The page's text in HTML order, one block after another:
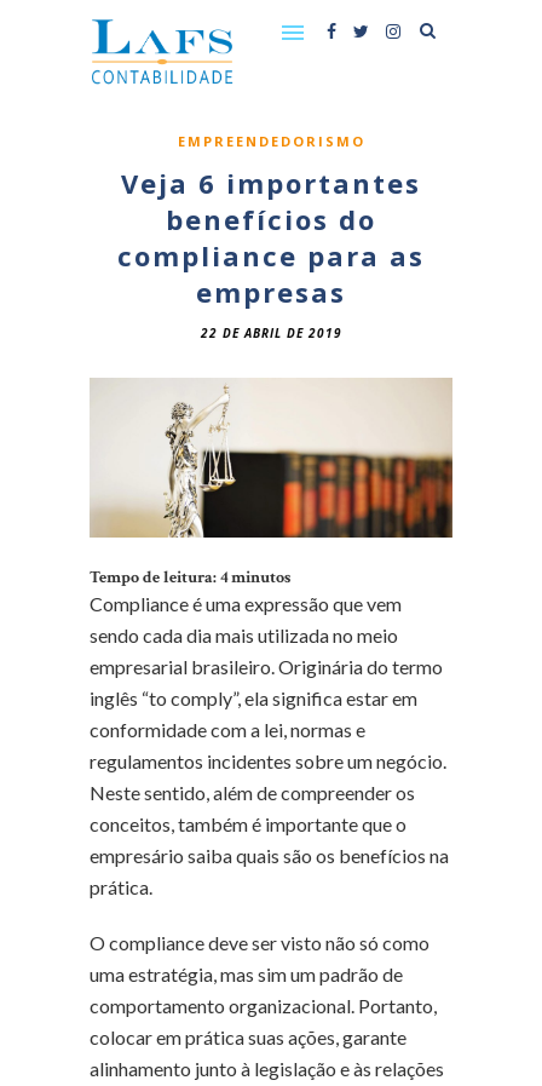
EMPREENDEDORISMO
Veja 6 importantes
benefícios do
compliance para as
empresas
22 DE ABRIL DE 2019
Tempo de leitura:4minutos
Compliance é uma expressão que vem
sendo cada dia mais utilizada no meio
empresarial brasileiro. Originária do termo
inglês “to comply”, ela significa estar em
conformidade com a lei, normas e
regulamentos incidentes sobre um negócio.
Neste sentido, além de compreender os
conceitos, também é importante que o
empresário saiba quais são os benefícios na
prática.
O compliance deve ser visto não só como
uma estratégia, mas sim um padrão de
comportamento organizacional. Portanto,
colocar em prática suas ações, garante
alinhamento junto à legislação e às relações